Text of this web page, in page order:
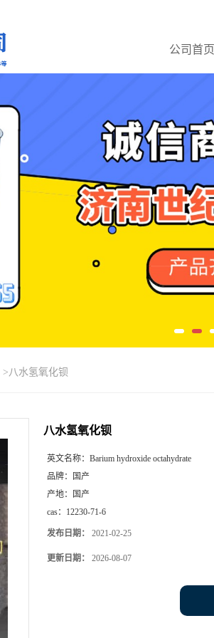
公司首页
>八水氢氧化钡
八水氢氧化钡
英文名称： Barium hydroxide octahydrate
品牌：
国产
产地：
国产
cas： 12230-71-6
发布日期： 2021-02-25
更新日期： 2026-08-07